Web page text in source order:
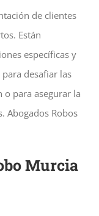
de clientes
Están
específicas y
desafiar las
o para asegurar la
Abogados Robos
Murcia